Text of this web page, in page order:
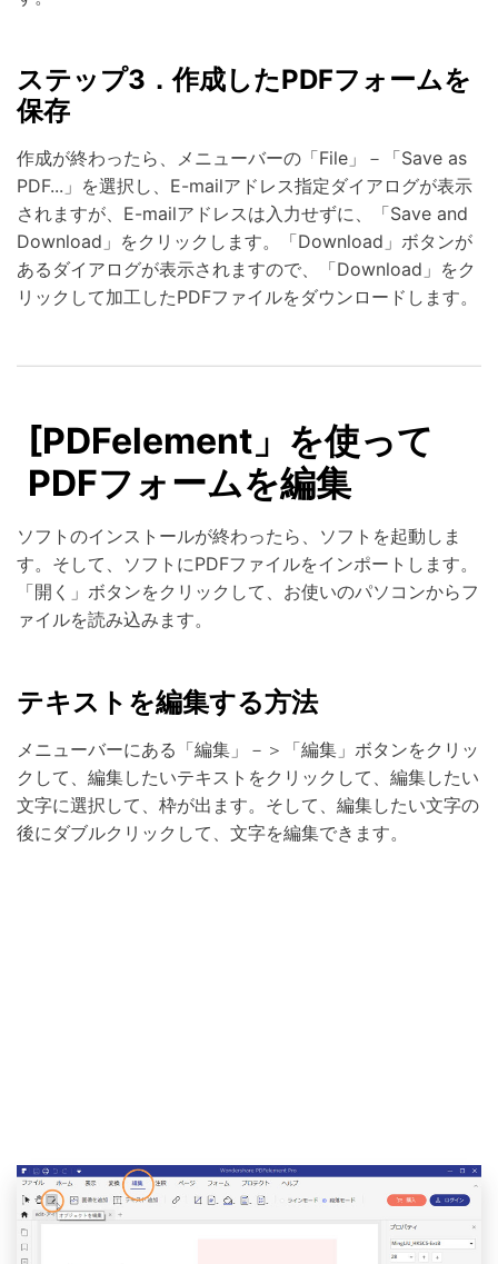
ステップ3．作成したPDFフォームを
保存
作成が終わったら、メニューバーの「File」－「Save as
PDF...」を選択し、E-mailアドレス指定ダイアログが表示
されますが、E-mailアドレスは入力せずに、「Save and
Download」をクリックします。「Download」ボタンが
あるダイアログが表示されますので、「Download」をク
リックして加工したPDFファイルをダウンロードします。
[PDFelement」を使って
PDFフォームを編集
ソフトのインストールが終わったら、ソフトを起動しま
す。そして、ソフトにPDFファイルをインポートします。
「開く」ボタンをクリックして、お使いのパソコンからフ
ァイルを読み込みます。
テキストを編集する方法
メニューバーにある「編集」－＞「編集」ボタンをクリッ
クして、編集したいテキストをクリックして、編集したい
文字に選択して、枠が出ます。そして、編集したい文字の
後にダブルクリックして、文字を編集できます。